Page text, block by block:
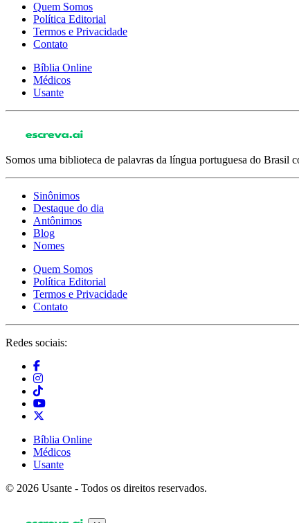
Quem Somos
Política Editorial
Termos e Privacidade
Contato
Bíblia Online
Médicos
Usante
Somos uma biblioteca de palavras da língua portuguesa do Brasil
Sinônimos
Destaque do dia
Antônimos
Blog
Nomes
Quem Somos
Política Editorial
Termos e Privacidade
Contato
Redes sociais:
Bíblia Online
Médicos
Usante
© 2026 Usante - Todos os direitos reservados.